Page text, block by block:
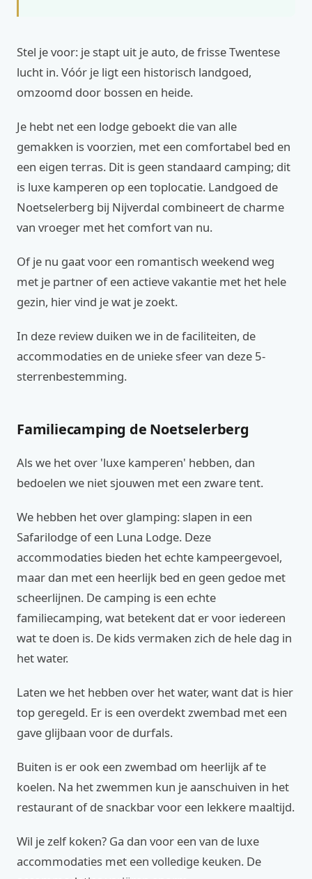
Stel je voor: je stapt uit je auto, de frisse Twentese
lucht in. Vóór je ligt een historisch landgoed,
omzoomd door bossen en heide.
Je hebt net een lodge geboekt die van alle
gemakken is voorzien, met een comfortabel bed en
een eigen terras. Dit is geen standaard camping; dit
is luxe kamperen op een toplocatie. Landgoed de
Noetselerberg bij Nijverdal combineert de charme
van vroeger met het comfort van nu.
Of je nu gaat voor een romantisch weekend weg
met je partner of een actieve vakantie met het hele
gezin, hier vind je wat je zoekt.
In deze review duiken we in de faciliteiten, de
accommodaties en de unieke sfeer van deze 5-
sterrenbestemming.
Familiecamping de Noetselerberg
Als we het over 'luxe kamperen' hebben, dan
bedoelen we niet sjouwen met een zware tent.
We hebben het over glamping: slapen in een
Safarilodge of een Luna Lodge. Deze
accommodaties bieden het echte kampeergevoel,
maar dan met een heerlijk bed en geen gedoe met
scheerlijnen. De camping is een echte
familiecamping, wat betekent dat er voor iedereen
wat te doen is. De kids vermaken zich de hele dag in
het water.
Laten we het hebben over het water, want dat is hier
top geregeld. Er is een overdekt zwembad met een
gave glijbaan voor de durfals.
Buiten is er ook een zwembad om heerlijk af te
koelen. Na het zwemmen kun je aanschuiven in het
restaurant of de snackbar voor een lekkere maaltijd.
Wil je zelf koken? Ga dan voor een van de luxe
accommodaties met een volledige keuken. De